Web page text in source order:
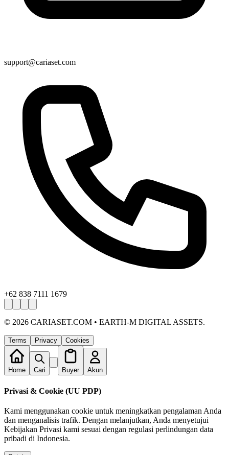
support@cariaset.com
+62 838 7111 1679
© 2026 CARIASET.COM • EARTH-M DIGITAL ASSETS.
Terms Privacy Cookies
Home Cari Buyer Akun
Privasi & Cookie (UU PDP)
Kami menggunakan cookie untuk meningkatkan pengalaman Anda
dan menganalisis trafik. Dengan melanjutkan, Anda menyetujui
Kebijakan Privasi kami sesuai dengan regulasi perlindungan data
pribadi di Indonesia.